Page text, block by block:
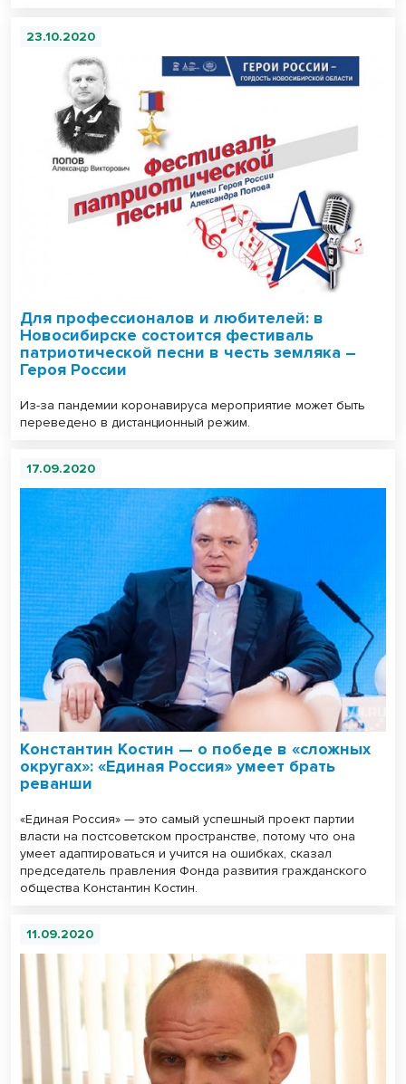
23.10.2020
Для профессионалов и любителей: в
Новосибирске состоится фестиваль
патриотической песни в честь земляка –
Героя России
Из-за пандемии коронавируса мероприятие может быть
переведено в дистанционный режим.
17.09.2020
Константин Костин — о победе в «сложных
округах»: «Единая Россия» умеет брать
реванши
«Единая Россия» — это самый успешный проект партии
власти на постсоветском пространстве, потому что она
умеет адаптироваться и учится на ошибках, сказал
председатель правления Фонда развития гражданского
общества Константин Костин.
11.09.2020